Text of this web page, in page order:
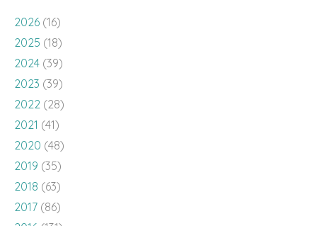
2026 (16)
2025 (18)
2024 (39)
2023 (39)
2022 (28)
2021 (41)
2020 (48)
2019 (35)
2018 (63)
2017 (86)